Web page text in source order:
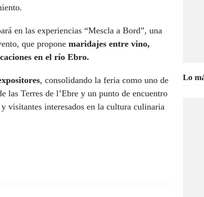
en las experiencias “Mescla a Bord”, una
que propone maridajes entre vino,
en el río Ebro.
, consolidando la feria como uno de
las Terres de l’Ebre y un punto de encuentro
visitantes interesados en la cultura culinaria
Lo